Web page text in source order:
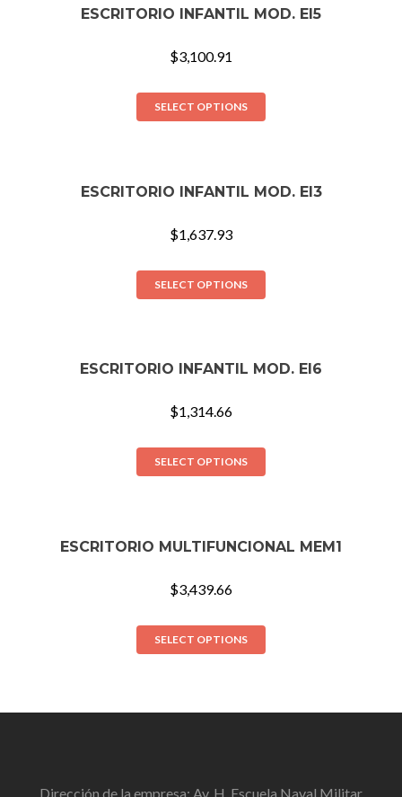
ESCRITORIO INFANTIL MOD. EI5
$3,100.91
SELECT OPTIONS
ESCRITORIO INFANTIL MOD. EI3
$1,637.93
SELECT OPTIONS
ESCRITORIO INFANTIL MOD. EI6
$1,314.66
SELECT OPTIONS
ESCRITORIO MULTIFUNCIONAL MEM1
$3,439.66
SELECT OPTIONS
Dirección de la empresa: Av. H. Escuela Naval Militar